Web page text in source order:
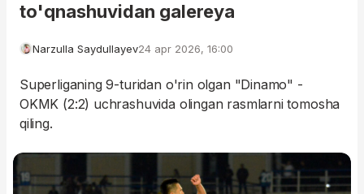
to'qnashuvidan galereya
Narzulla Saydullayev24 apr 2026, 16:00
Superliganing 9-turidan o'rin olgan "Dinamo" -
OKMK (2:2) uchrashuvida olingan rasmlarni tomosha
qiling.